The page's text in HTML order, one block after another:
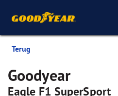
Terug
Goodyear
Eagle F1 SuperSport